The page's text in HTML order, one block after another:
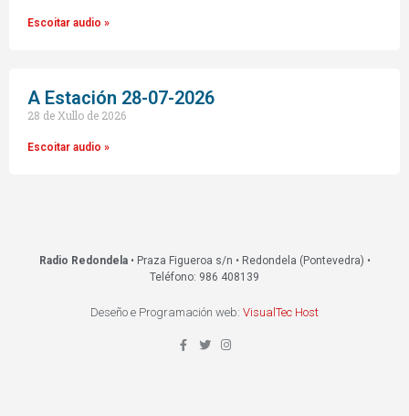
Escoitar audio »
A Estación 28-07-2026
28 de Xullo de 2026
Escoitar audio »
Radio Redondela• Praza Figueroa s/n • Redondela (Pontevedra) •
Teléfono: 986 408139
Deseño e Programación web: VisualTec Host